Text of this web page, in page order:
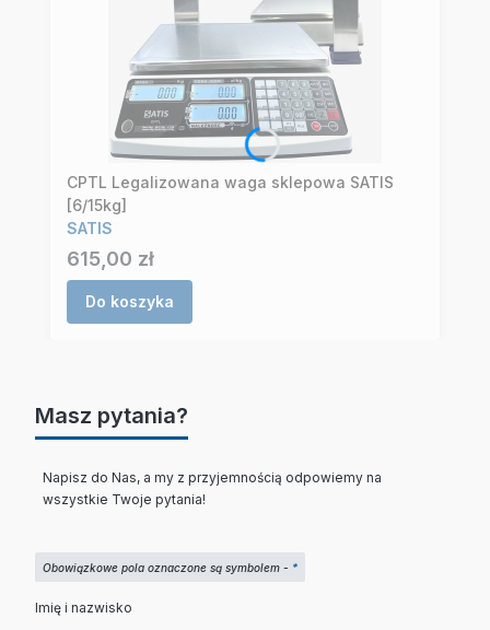
CPTL Legalizowana waga sklepowa SATIS
[6/15kg]
SATIS
Cena
615,00 zł
Do koszyka
Masz pytania?
Napisz do Nas, a my z przyjemnością odpowiemy na
wszystkie Twoje pytania!
Obowiązkowe pola oznaczone są symbolem - *
Imię i nazwisko